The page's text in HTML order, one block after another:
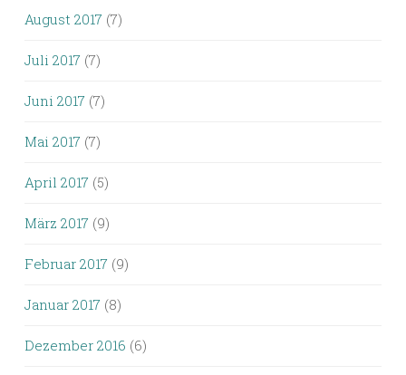
August 2017 (7)
Juli 2017 (7)
Juni 2017 (7)
Mai 2017 (7)
April 2017 (5)
März 2017 (9)
Februar 2017 (9)
Januar 2017 (8)
Dezember 2016 (6)